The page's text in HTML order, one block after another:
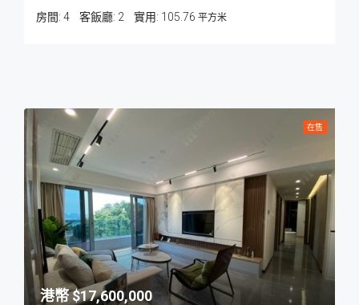
房間: 4 客飯廳: 2 105.76 平方米
在售
$17,600,000